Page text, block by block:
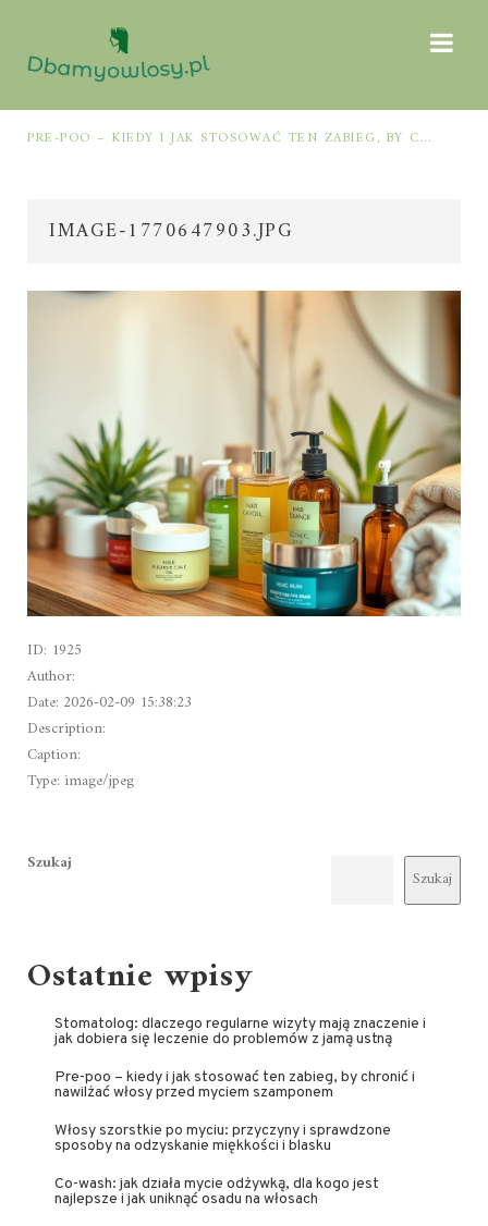
PRE-POO – KIEDY I JAK STOSOWAĆ TEN ZABIEG, BY CHRONIĆ I NAWILŻAĆ WŁOSY PRZED MYCIEM SZAMPONEM
IMAGE-1770647903.JPG
ID: 1925
Author:
Date: 2026-02-09 15:38:23
Description:
Caption:
Type: image/jpeg
Szukaj
Szukaj
Ostatnie wpisy
Stomatolog: dlaczego regularne wizyty mają znaczenie i
jak dobiera się leczenie do problemów z jamą ustną
Pre-poo – kiedy i jak stosować ten zabieg, by chronić i
nawilżać włosy przed myciem szamponem
Włosy szorstkie po myciu: przyczyny i sprawdzone
sposoby na odzyskanie miękkości i blasku
Co-wash: jak działa mycie odżywką, dla kogo jest
najlepsze i jak uniknąć osadu na włosach